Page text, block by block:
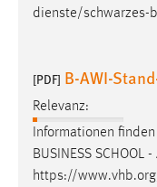
dienste/
[PDF] B-AWI-
Relevanz:
Informationen
BUSINESS
https://